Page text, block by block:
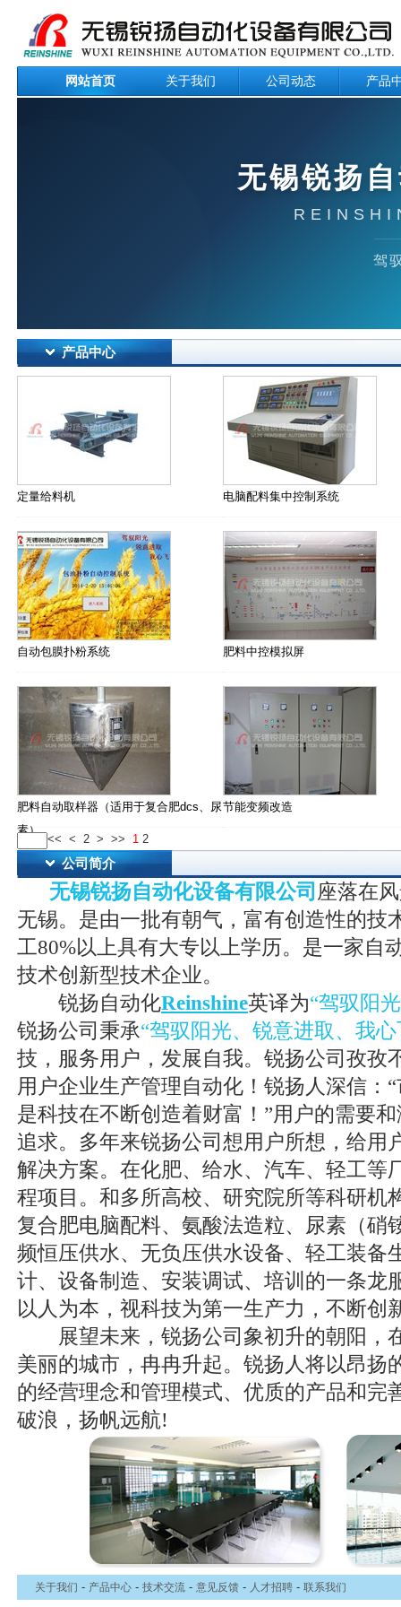
网站首页 关于我们 公司动态 产品
无锡锐扬
驾
产品中心
定量给料机 电脑配料集中控制系统
自动包膜扑粉系统 肥料中控模拟屏
肥料自动取样器（适用于复合肥dcs、尿
素）
节能变频改造
<< < 2 > >> 1 2
公司简介
无锡锐扬自动化设备有限公司 座落在
无锡。是由一批有朝气，富有创造性的技
工80%以上具有大专以上学历。是一家自
技术创新型技术企业。
锐扬自动化Reinshine英译为“驾驭阳
锐扬公司秉承“驾驭阳光、锐意进取、我心
技，服务用户，发展自我。锐扬公司孜孜
用户企业生产管理自动化！锐扬人深信：
是科技在不断创造着财富！”用户的需要
追求。多年来锐扬公司想用户所想，给用
解决方案。在化肥、给水、汽车、轻工等
程项目。和多所高校、研究院所等科研机
复合肥电脑配料、氨酸法造粒、尿素（硝
频恒压供水、无负压供水设备、轻工装备
计、设备制造、安装调试、培训的一条龙
以人为本，视科技为第一生产力，不断创
展望未来，锐扬公司象初升的朝阳，
美丽的城市，冉冉升起。锐扬人将以昂扬
的经营理念和管理模式、优质的产品和完
破浪，扬帆远航!
关于我们 - 产品中心 - 技术交流 - 意见反馈 - 人才招聘 - 联系我们